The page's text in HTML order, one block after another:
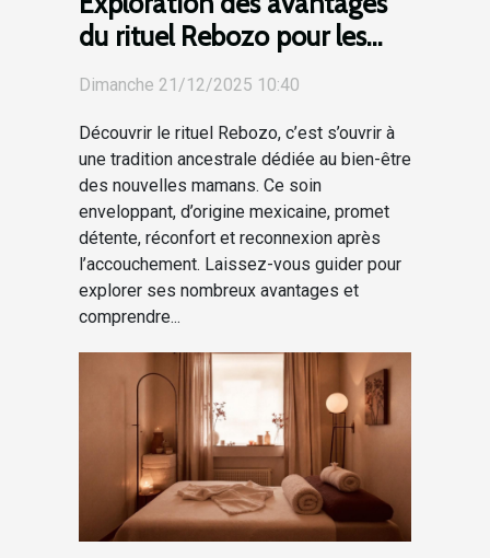
du rituel Rebozo pour les
Dimanche 21/12/2025 10:40
Découvrir le rituel Rebozo, c’est s’ouvrir à
une tradition ancestrale dédiée au bien-être
des nouvelles mamans. Ce soin
enveloppant, d’origine mexicaine, promet
détente, réconfort et reconnexion après
l’accouchement. Laissez-vous guider pour
explorer ses nombreux avantages et
comprendre...